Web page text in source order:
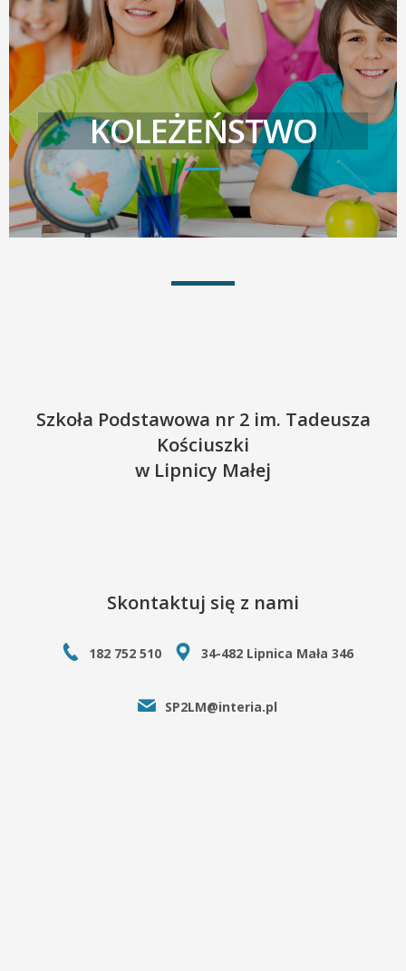
KOLEŻEŃSTWO
Szkoła Podstawowa nr 2 im. Tadeusza
Kościuszki
w Lipnicy Małej
Skontaktuj się z nami
182 752 510 34-482 Lipnica Mała 346
SP2LM@interia.pl